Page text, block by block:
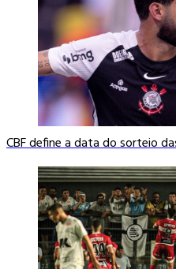
CBF define a data do sorteio